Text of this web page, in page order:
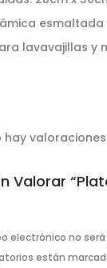
esmaltada
lavavajillas y
hay
Valorar
electrónico no
están